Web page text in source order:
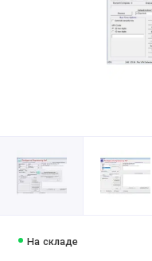
На складе